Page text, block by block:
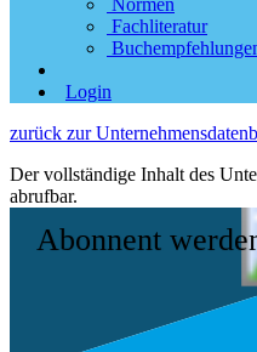
Normen
Fachliteratur
Login
zurück zur
Der vollständige Inhalt des
abrufbar.
Abonnent